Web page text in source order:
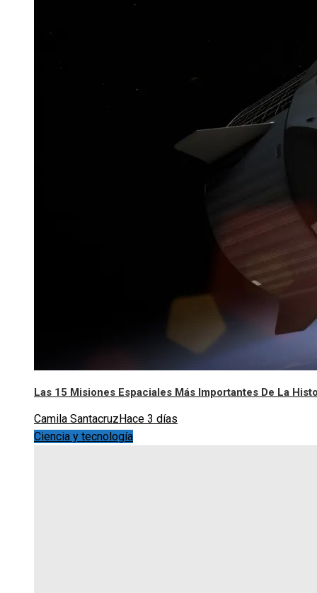
Las 15 Misiones Espaciales Más Importantes De La
Camila SantacruzHace 3 días
Ciencia y tecnología